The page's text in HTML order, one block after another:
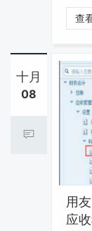
会
能导
查
十月
08
用
应